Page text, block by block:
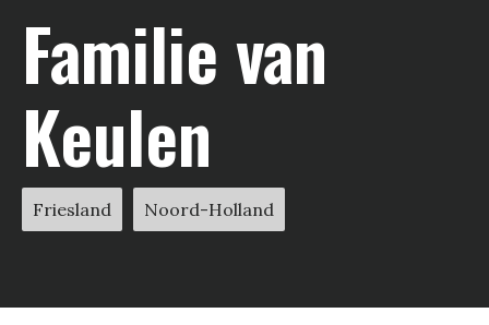
Familie van
Keulen
Friesland Noord-Holland